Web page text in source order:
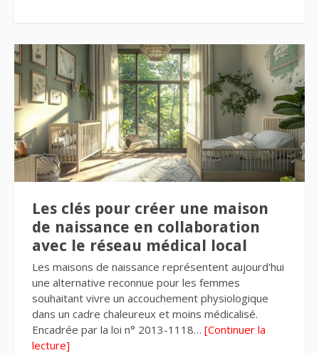
Les clés pour créer une maison
de naissance en collaboration
avec le réseau médical local
Les maisons de naissance représentent aujourd'hui
une alternative reconnue pour les femmes
souhaitant vivre un accouchement physiologique
dans un cadre chaleureux et moins médicalisé.
Encadrée par la loi n° 2013-1118… [Continuer la
lecture]